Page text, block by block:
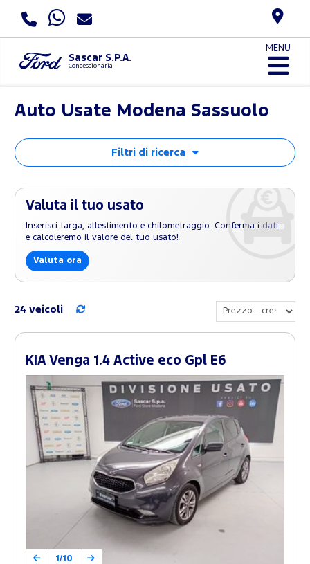
Sascar S.P.A.
Concessionaria
MENU
Auto Usate Modena Sassuolo
Filtri di ricerca
Valuta il tuo usato
Inserisci targa, allestimento e chilometraggio. Conferma i dati
e calcoleremo il valore del tuo usato!
Valuta ora
24 veicoli
KIA Venga 1.4 Active eco Gpl E6
1/10